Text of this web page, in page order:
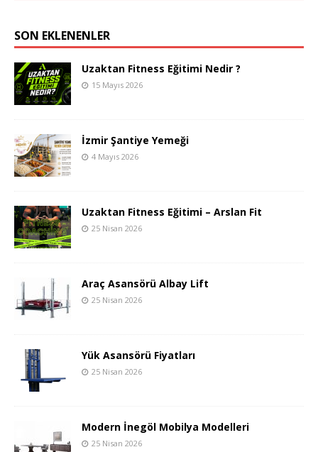
SON EKLENENLER
Uzaktan Fitness Eğitimi Nedir ?
15 Mayıs 2026
İzmir Şantiye Yemeği
4 Mayıs 2026
Uzaktan Fitness Eğitimi – Arslan Fit
25 Nisan 2026
Araç Asansörü Albay Lift
25 Nisan 2026
Yük Asansörü Fiyatları
25 Nisan 2026
Modern İnegöl Mobilya Modelleri
25 Nisan 2026